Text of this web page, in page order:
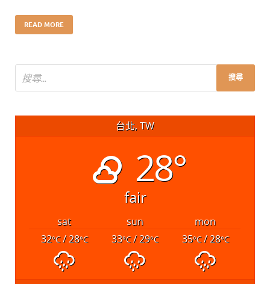
READ MORE
台北, TW
28°
fair
sat sun
mon
32°C/ 28°C 33°C/ 29°C 35°C/ 28°C